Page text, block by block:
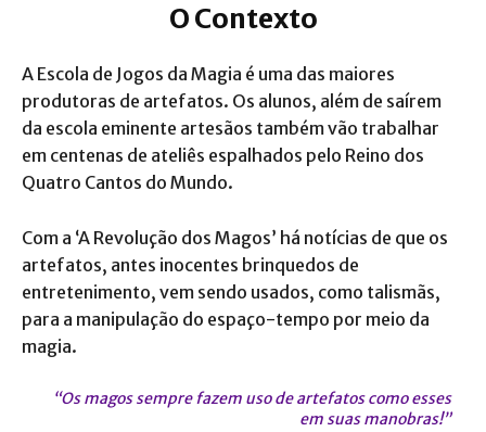
O Contexto
A Escola de Jogos da Magia é uma das maiores
produtoras de artefatos. Os alunos, além de saírem
da escola eminente artesãos também vão trabalhar
em centenas de ateliês espalhados pelo Reino dos
Quatro Cantos do Mundo.
Com a ‘A Revolução dos Magos’ há notícias de que os
artefatos, antes inocentes brinquedos de
entretenimento, vem sendo usados, como talismãs,
para a manipulação do espaço-tempo por meio da
magia.
“Os magos sempre fazem uso de artefatos como esses
em suas manobras!”